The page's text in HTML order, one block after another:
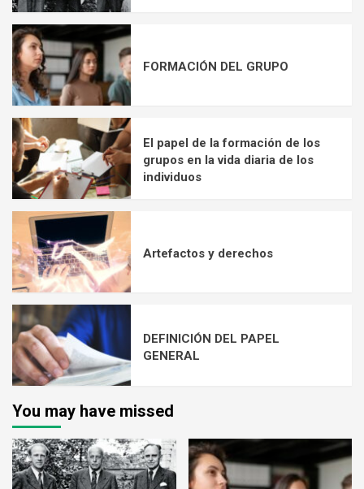
FORMACIÓN DEL GRUPO
El papel de la formación de los
grupos en la vida diaria de los
individuos
Artefactos y derechos
DEFINICIÓN DEL PAPEL
GENERAL
You may have missed